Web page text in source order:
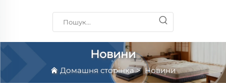
Новини
Домашня сторінка>Новини